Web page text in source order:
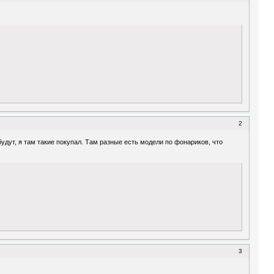
2
я там такие покупал. Там разные есть модели по фонариков, что
3